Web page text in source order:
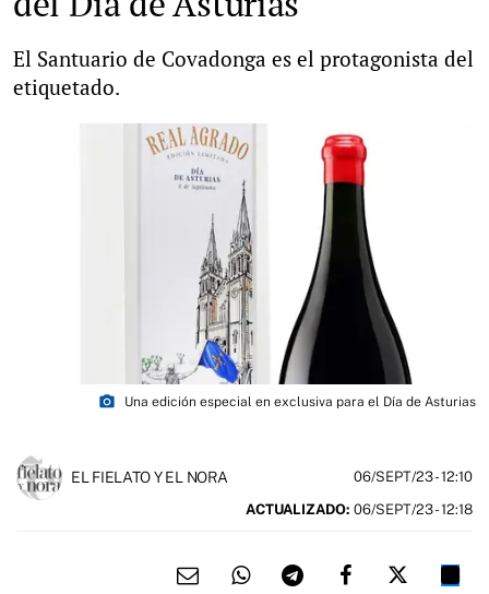
El Santuario de Covadonga es el protagonista del
etiquetado.
photo_camera Una edición especial en exclusiva para el Día de Asturias
EL FIELATO Y EL NORA 06/SEPT/23- 12:10
ACTUALIZADO: 06/SEPT/23 - 12:18